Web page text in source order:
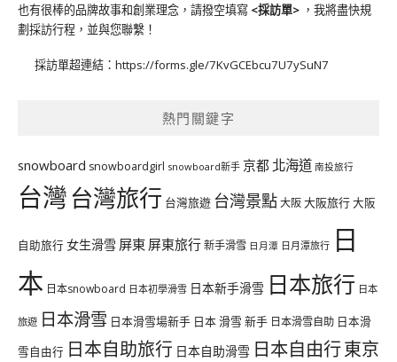
也有很棒的品牌故事和創業理念，請撥空填寫 <採訪單> ，我將盡快規
劃採訪行程，並與您聯繫！
採訪單超連結： https://forms.gle/7KvGCEbcu7U7ySuN7
熱門關鍵字
snowboard snowboardgirl snowboard新手 京都 北海道 南投旅行
台灣台灣旅行 台灣旅遊 台灣景點大阪大阪旅行大阪
自助旅行 女生滑雪 屏東 屏東旅行新手滑雪 日月潭 日月潭旅行 日
本 日本snowboard 日本初學滑雪 日本新手滑雪 日本旅行 日本
旅遊 日本滑雪 日本滑雪場新手 日本 滑雪 新手 日本滑雪自助 日本滑
雪自由行 日本自助旅行 日本自助滑雪 日本自由行東京